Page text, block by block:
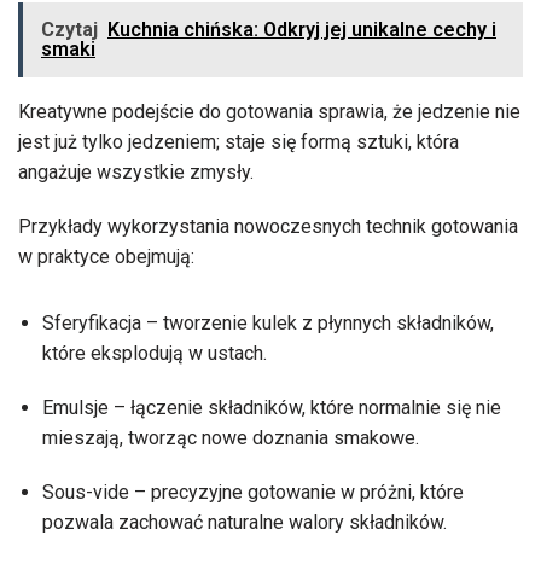
Czytaj Kuchnia chińska: Odkryj jej unikalne cechy i
smaki
Kreatywne podejście do gotowania sprawia, że jedzenie nie
jest już tylko jedzeniem; staje się formą sztuki, która
angażuje wszystkie zmysły.
Przykłady wykorzystania nowoczesnych technik gotowania
w praktyce obejmują:
Sferyfikacja – tworzenie kulek z płynnych składników,
które eksplodują w ustach.
Emulsje – łączenie składników, które normalnie się nie
mieszają, tworząc nowe doznania smakowe.
Sous-vide – precyzyjne gotowanie w próżni, które
pozwala zachować naturalne walory składników.